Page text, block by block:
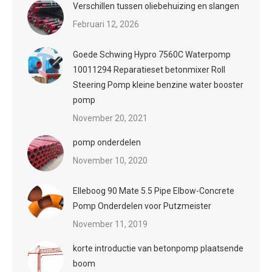
Verschillen tussen oliebehuizing en slangen
Februari 12, 2026
Goede Schwing Hypro 7560C Waterpomp
10011294 Reparatieset betonmixer Roll
Steering Pomp kleine benzine water booster
pomp
November 20, 2021
pomp onderdelen
November 10, 2020
Elleboog 90 Mate 5.5 Pipe Elbow-Concrete
Pomp Onderdelen voor Putzmeister
November 11, 2019
korte introductie van betonpomp plaatsende
boom